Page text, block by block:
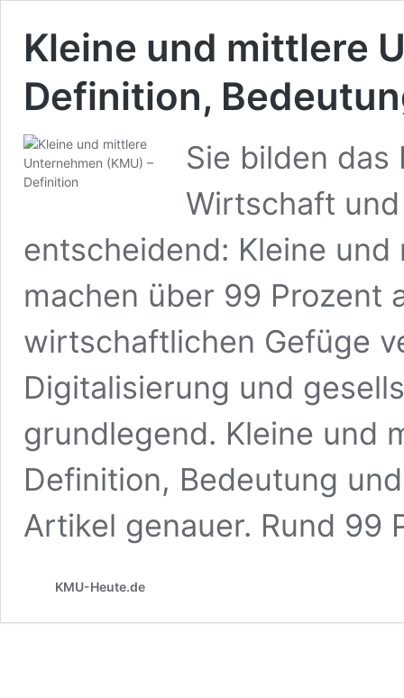
Kleine und mittlere
Definition,
Sie bilden
Wirtschaft
entscheidend: Kleine
machen über 99 Prozent
wirtschaftlichen Gefüge
Digitalisierung und
grundlegend. Kleine und
Definition, Bedeutung
Artikel genauer. Rund
KMU-Heute.de